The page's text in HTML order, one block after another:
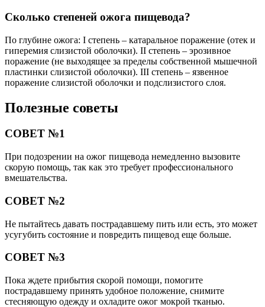
Сколько степеней ожога пищевода?
По глубине ожога: I степень – катаральное поражение (отек и
гиперемия слизистой оболочки). II степень – эрозивное
поражение (не выходящее за пределы собственной мышечной
пластинки слизистой оболочки). III степень – язвенное
поражение слизистой оболочки и подслизистого слоя.
Полезные советы
СОВЕТ №1
При подозрении на ожог пищевода немедленно вызовите
скорую помощь, так как это требует профессионального
вмешательства.
СОВЕТ №2
Не пытайтесь давать пострадавшему пить или есть, это может
усугубить состояние и повредить пищевод еще больше.
СОВЕТ №3
Пока ждете прибытия скорой помощи, помогите
пострадавшему принять удобное положение, снимите
стесняющую одежду и охладите ожог мокрой тканью.